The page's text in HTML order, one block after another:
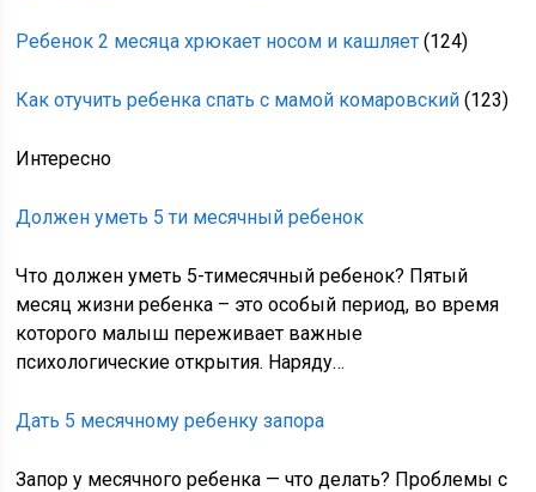
Ребенок 2 месяца хрюкает носом и кашляет (124)
Как отучить ребенка спать с мамой комаровский (123)
Интересно
Должен уметь 5 ти месячный ребенок
Что должен уметь 5-тимесячный ребенок? Пятый
месяц жизни ребенка – это особый период, во время
которого малыш переживает важные
психологические открытия. Наряду…
Дать 5 месячному ребенку запора
Запор у месячного ребенка — что делать? Проблемы с